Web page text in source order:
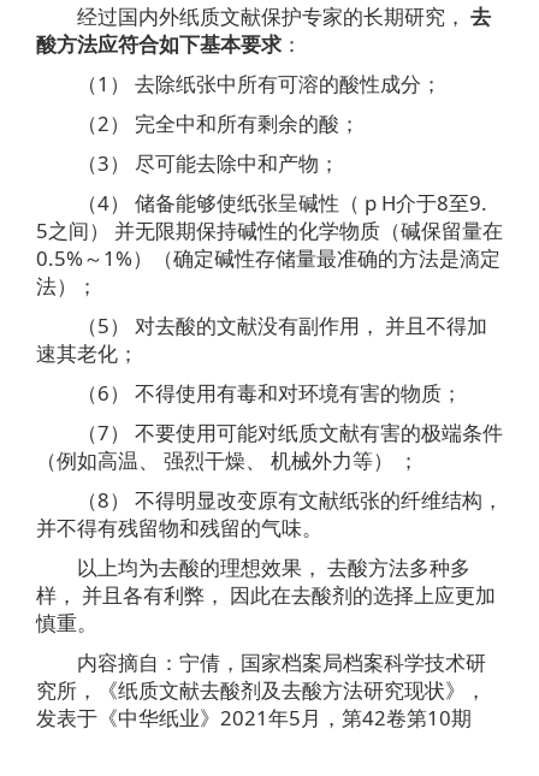
经过国内外纸质文献保护专家的长期研究， 去
酸方法应符合如下基本要求 ：
（1） 去除纸张中所有可溶的酸性成分；
（2） 完全中和所有剩余的酸；
（3） 尽可能去除中和产物；
（4） 储备能够使纸张呈碱性（ p H介于8至9.
5之间） 并无限期保持碱性的化学物质（碱保留量在
0.5%～1%）（确定碱性存储量最准确的方法是滴定
法）；
（5） 对去酸的文献没有副作用， 并且不得加
速其老化；
（6） 不得使用有毒和对环境有害的物质；
（7） 不要使用可能对纸质文献有害的极端条件
（例如高温、 强烈干燥、 机械外力等） ；
（8） 不得明显改变原有文献纸张的纤维结构，
并不得有残留物和残留的气味。
以上均为去酸的理想效果， 去酸方法多种多
样， 并且各有利弊， 因此在去酸剂的选择上应更加
慎重。
内容摘自：宁倩，国家档案局档案科学技术研
究所，《纸质文献去酸剂及去酸方法研究现状》，
发表于《中华纸业》2021年5月，第42卷第10期